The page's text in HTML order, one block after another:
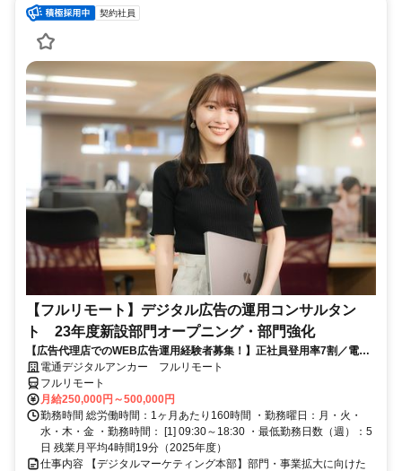
契約社員
【フルリモート】デジタル広告の運用コンサルタン
ト 23年度新設部門オープニング・部門強化
【広告代理店でのWEB広告運用経験者募集！】正社員登用率7割／電通
G／全国×完全在宅／年休126日・土日祝休み／残業月平均4時間19分
電通デジタルアンカー フルリモート
フルリモート
月給250,000円～500,000円
勤務時間 総労働時間：1ヶ月あたり160時間 ・勤務曜日：月・火・
水・木・金 ・勤務時間： [1] 09:30～18:30 ・最低勤務日数（週）：5
日 残業月平均4時間19分（2025年度）
仕事内容 【デジタルマーケティング本部】部門・事業拡大に向けた